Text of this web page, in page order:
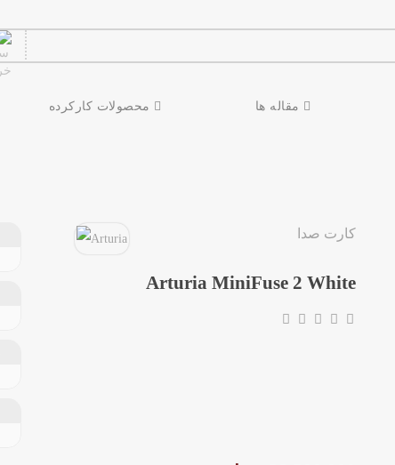
مقاله ها محصولات کارکرده
کارت صدا
Arturia MiniFuse 2 White